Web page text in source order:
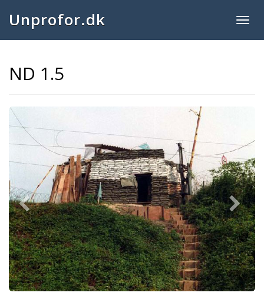
Unprofor.dk
ND 1.5
Previous